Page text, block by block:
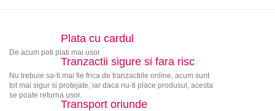
Plata cu cardul
De acum poti plati mai usor
Tranzactii sigure si fara risc
Nu trebuie sa-ti mai fie frica de tranzactiile online, acum sunt
tot mai sigur si protejate, iar daca nu-ti place produsul, acesta
se poate returna usor.
Transport oriunde